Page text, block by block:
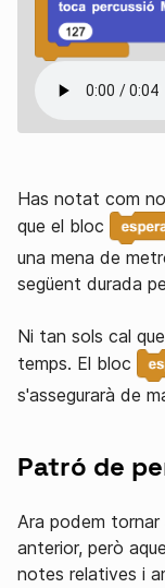
Has notat com
que el bloc
una mena de
següent durada
Ni tan sols cal
temps. El bloc
s'assegurarà de
Patró de
Ara podem
anterior, però
notes relatives i